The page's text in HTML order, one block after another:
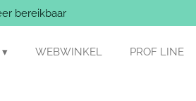
bereikbaar
WEBWINKEL PROF LINE